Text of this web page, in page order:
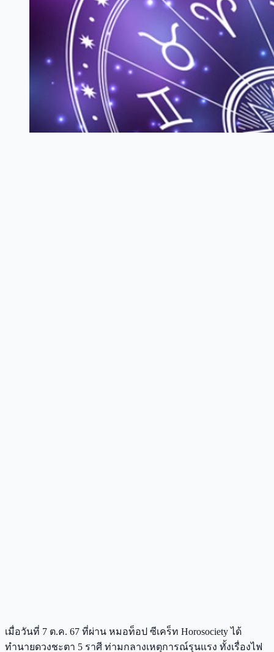
เมื่อวันที่ 7 ต.ค. 67 ที่ผ่าน หมอท็อป ซีเคร็ท Horosociety ได้
ทำนายดวงชะตา 5 ราศี ท่ามกลางเหตุการณ์รุนแรง ทั้งเรื่องไฟ